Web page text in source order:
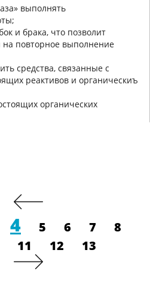
выполнять
и брака, что позволит
повторное выполнение
средства, связанные с
реактивов и органическиъ
органических
4 5 6 7
8
11 12 13